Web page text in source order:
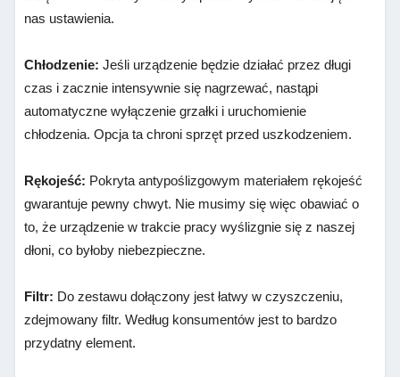
nas ustawienia.
Chłodzenie: Jeśli urządzenie będzie działać przez długi
czas i zacznie intensywnie się nagrzewać, nastąpi
automatyczne wyłączenie grzałki i uruchomienie
chłodzenia. Opcja ta chroni sprzęt przed uszkodzeniem.
Rękojeść: Pokryta antypoślizgowym materiałem rękojeść
gwarantuje pewny chwyt. Nie musimy się więc obawiać o
to, że urządzenie w trakcie pracy wyślizgnie się z naszej
dłoni, co byłoby niebezpieczne.
Filtr: Do zestawu dołączony jest łatwy w czyszczeniu,
zdejmowany filtr. Według konsumentów jest to bardzo
przydatny element.